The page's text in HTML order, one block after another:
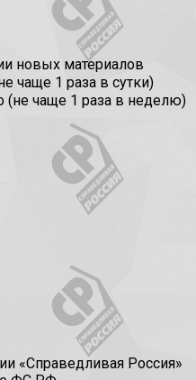
новых материалов
чаще 1 раза в сутки)
чаще 1 раза в неделю)
«Справедливая Россия»